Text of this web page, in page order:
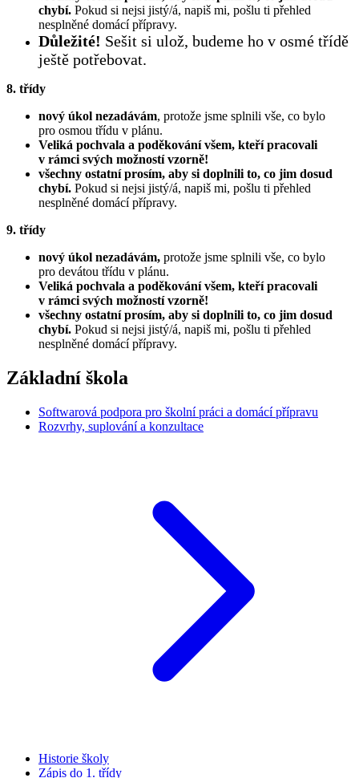
chybí. Pokud si nejsi jistý/á, napiš mi, pošlu ti přehled
nesplněné domácí přípravy.
Důležité! Sešit si ulož, budeme ho v osmé třídě
ještě potřebovat.
8. třídy
nový úkol nezadávám, protože jsme splnili vše, co bylo
pro osmou třídu v plánu.
Veliká pochvala a poděkování všem, kteří pracovali
v rámci svých možností vzorně!
všechny ostatní prosím, aby si doplnili to, co jim dosud
chybí. Pokud si nejsi jistý/á, napiš mi, pošlu ti přehled
nesplněné domácí přípravy.
9. třídy
nový úkol nezadávám, protože jsme splnili vše, co bylo
pro devátou třídu v plánu.
Veliká pochvala a poděkování všem, kteří pracovali
v rámci svých možností vzorně!
všechny ostatní prosím, aby si doplnili to, co jim dosud
chybí. Pokud si nejsi jistý/á, napiš mi, pošlu ti přehled
nesplněné domácí přípravy.
Základní škola
Softwarová podpora pro školní práci a domácí přípravu
Rozvrhy, suplování a konzultace
Historie školy
Zápis do 1. třídy